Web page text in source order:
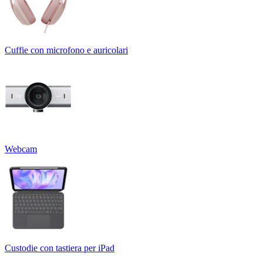
Cuffie con microfono e auricolari
Webcam
Custodie con tastiera per iPad